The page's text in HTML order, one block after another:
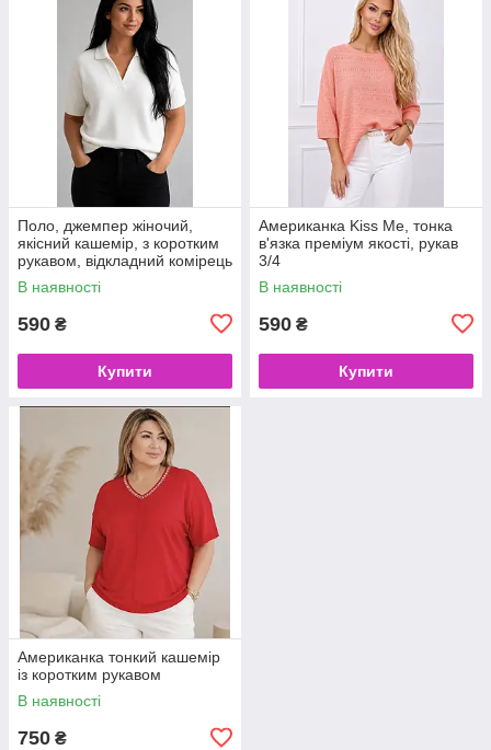
Поло, джемпер жіночий,
якісний кашемір, з коротким
рукавом, відкладний комірець
В наявності
590 ₴
Купити
Американка Kiss Me, тонка
в'язка преміум якості, рукав
3/4
В наявності
590 ₴
Купити
Американка тонкий кашемір
із коротким рукавом
В наявності
750 ₴